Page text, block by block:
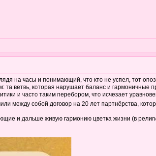
на часы и понимающий, что кто не успел, тот
та ветвь, которая нарушает баланс и гармоничные
и часто таким перебором, что исчезает
между собой договор на 20 лет партнёрства,
и дальше живую гармонию цветка жизни (в